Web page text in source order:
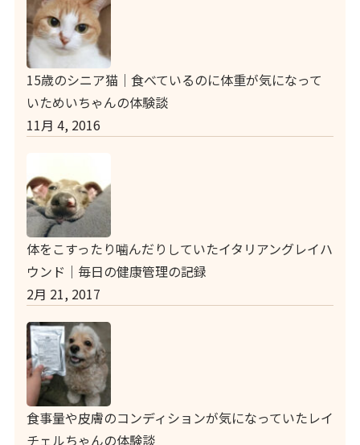
15歳のシニア猫｜食べているのに体重が気になって
いためいちゃんの体験談
11月 4, 2016
体をこすったり噛んだりしていたイタリアングレイハ
ウンド｜毎日の健康管理の記録
2月 21, 2017
食事量や皮膚のコンディションが気になっていたレイ
チェルちゃんの体験談